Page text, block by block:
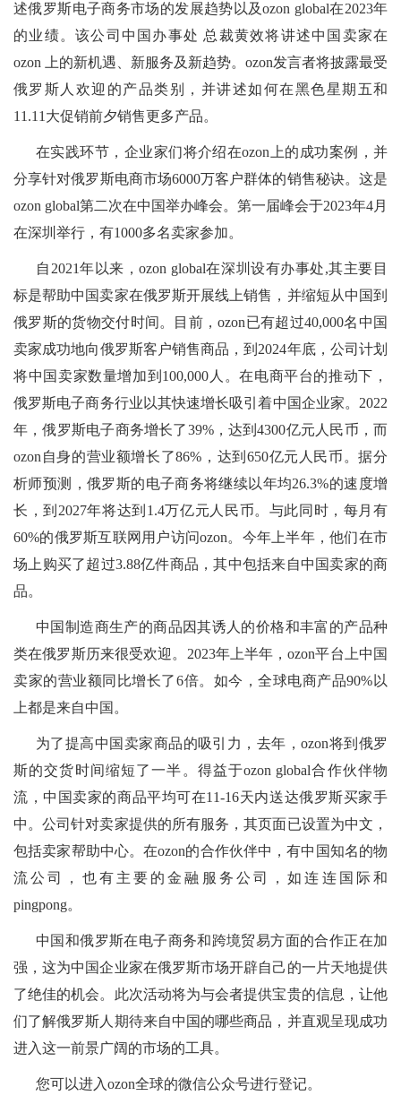
述俄罗斯电子商务市场的发展趋势以及ozon global在2023年
的业绩。该公司中国办事处 总裁黄效将讲述中国卖家在
ozon 上的新机遇、新服务及新趋势。ozon发言者将披露最受
俄罗斯人欢迎的产品类别，并讲述如何在黑色星期五和
11.11大促销前夕销售更多产品。
在实践环节，企业家们将介绍在ozon上的成功案例，并
分享针对俄罗斯电商市场6000万客户群体的销售秘诀。这是
ozon global第二次在中国举办峰会。第一届峰会于2023年4月
在深圳举行，有1000多名卖家参加。
自2021年以来，ozon global在深圳设有办事处,其主要目
标是帮助中国卖家在俄罗斯开展线上销售，并缩短从中国到
俄罗斯的货物交付时间。目前，ozon已有超过40,000名中国
卖家成功地向俄罗斯客户销售商品，到2024年底，公司计划
将中国卖家数量增加到100,000人。在电商平台的推动下，
俄罗斯电子商务行业以其快速增长吸引着中国企业家。2022
年，俄罗斯电子商务增长了39%，达到4300亿元人民币，而
ozon自身的营业额增长了86%，达到650亿元人民币。据分
析师预测，俄罗斯的电子商务将继续以年均26.3%的速度增
长，到2027年将达到1.4万亿元人民币。与此同时，每月有
60%的俄罗斯互联网用户访问ozon。今年上半年，他们在市
场上购买了超过3.88亿件商品，其中包括来自中国卖家的商
品。
中国制造商生产的商品因其诱人的价格和丰富的产品种
类在俄罗斯历来很受欢迎。2023年上半年，ozon平台上中国
卖家的营业额同比增长了6倍。如今，全球电商产品90%以
上都是来自中国。
为了提高中国卖家商品的吸引力，去年，ozon将到俄罗
斯的交货时间缩短了一半。得益于ozon global合作伙伴物
流，中国卖家的商品平均可在11-16天内送达俄罗斯买家手
中。公司针对卖家提供的所有服务，其页面已设置为中文，
包括卖家帮助中心。在ozon的合作伙伴中，有中国知名的物
流公司，也有主要的金融服务公司，如连连国际和
pingpong。
中国和俄罗斯在电子商务和跨境贸易方面的合作正在加
强，这为中国企业家在俄罗斯市场开辟自己的一片天地提供
了绝佳的机会。此次活动将为与会者提供宝贵的信息，让他
们了解俄罗斯人期待来自中国的哪些商品，并直观呈现成功
进入这一前景广阔的市场的工具。
您可以进入ozon全球的微信公众号进行登记。